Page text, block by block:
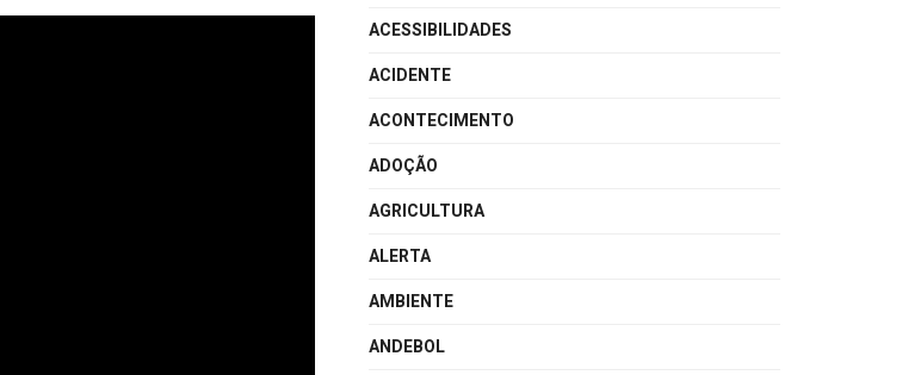
ACESSIBILIDADES
ACIDENTE
ACONTECIMENTO
ADOÇÃO
AGRICULTURA
ALERTA
AMBIENTE
ANDEBOL